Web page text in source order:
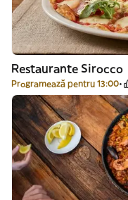
Restaurante Sirocco
Programează pentru 13:00